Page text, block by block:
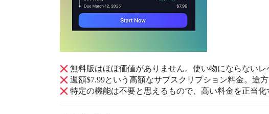
無料版はほぼ価値がありません。使い物にならないレ
週額$7.99という高額なサブスクリプション料金。途
特定の機能は不要と思えるもので、高い料金を正当化